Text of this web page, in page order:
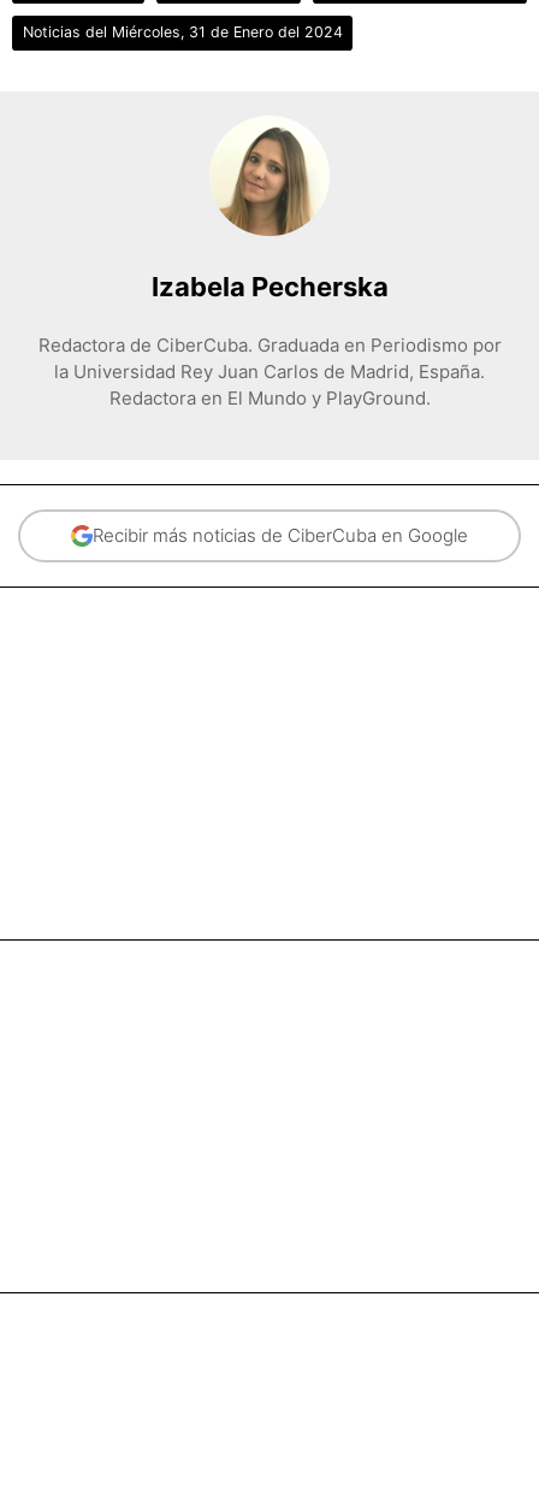
Noticias del Miércoles, 31 de Enero del 2024
Izabela Pecherska
Redactora de CiberCuba. Graduada en Periodismo por
la Universidad Rey Juan Carlos de Madrid, España.
Redactora en El Mundo y PlayGround.
Recibir más noticias de CiberCuba en Google